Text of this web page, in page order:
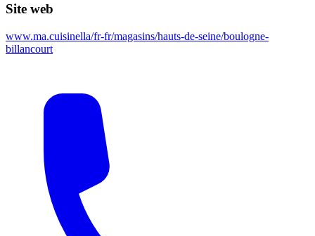
Site web
www.ma.cuisinella/fr-fr/magasins/hauts-de-seine/boulogne-
billancourt